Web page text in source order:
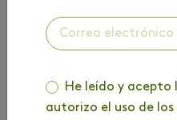
HAZ
Entérate de toda la
He leído y acepto
autorizo el uso de